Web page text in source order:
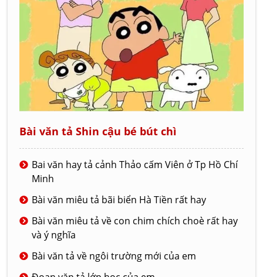
Bài văn tả Shin cậu bé bút chì
Bai văn hay tả cảnh Thảo cấm Viên ở Tp Hồ Chí
Minh
Bài văn miêu tả bãi biển Hà Tiền rất hay
Bài văn miêu tả về con chim chích choè rất hay
và ý nghĩa
Bài văn tả về ngôi trường mới của em